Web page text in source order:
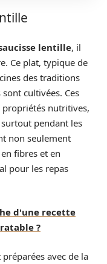
lentille, il
Ce plat, typique de
des traditions
cultivées. Ces
nutritives,
pendant les
non seulement
fibres et en
pour les repas
d'une recette
?
préparées avec de la